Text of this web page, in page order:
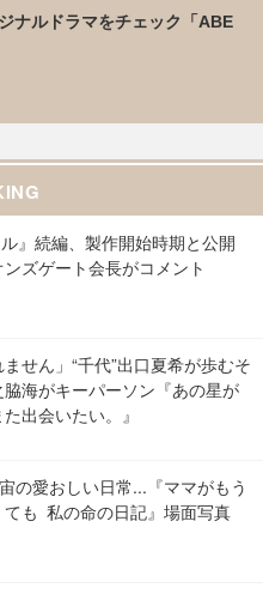
ナルドラマをチェック「ABE
』続編、製作開始時期と公開
ズゲート会長がコメント
ません」“千代”出口夏希が歩むそ
海がキーパーソン『あの星が
出会いたい。』
の愛おしい日常...『ママがもう
ても 私の命の日記』場面写真